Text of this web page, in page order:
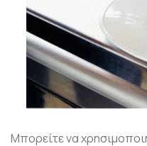
Μπορείτε να